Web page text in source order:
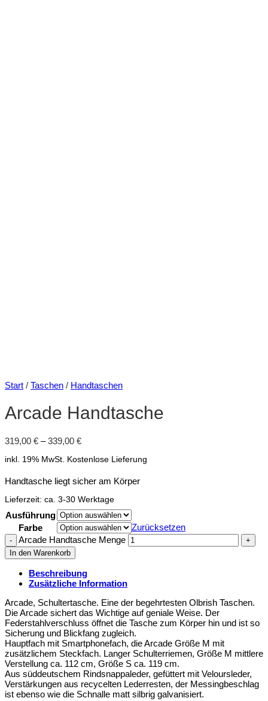
Start / Taschen / Handtaschen
Arcade Handtasche
319,00 € –339,00 €
inkl. 19% MwSt. Kostenlose Lieferung
Handtasche liegt sicher am Körper
Lieferzeit: ca. 3-30 Werktage
Ausführung
Farbe
Zurücksetzen
Arcade Handtasche Menge
In den Warenkorb
Beschreibung
Zusätzliche Information
Arcade, Schultertasche. Eine der begehrtesten Olbrish Taschen.
Die Arcade sichert das Wichtige auf geniale Weise. Der
Federstahlverschluss öffnet die Tasche zum Körper hin und ist so
Sicherung und Blickfang zugleich.
Hauptfach mit Smartphonefach, die Arcade Größe M mit
zusätzlichem Steckfach. Langer Schulterriemen, Größe M mittlere
Verstellung ca. 112 cm, Größe S ca. 119 cm.
Aus süddeutschem Rindsnappaleder, gefüttert mit Veloursleder,
Verstärkungen aus recycelten Lederresten, der Messingbeschlag
ist ebenso wie die Schnalle matt silbrig galvanisiert.